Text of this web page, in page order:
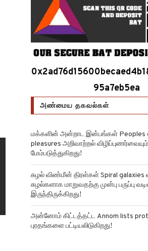
95a7eb5ea
அண்மைய தகவல்கள்
மக்களின் அன்றாட இன்பங்கள் Peoples
pleasures அறிவாற்றல்
மேம்படுத்துகிறது!
சுழல் விண்மீன் திரள்கள் Spiral
சுழல்களாக மாறுவதற்கு முன்பு பருப்பு
இருந்திருக்கிறது!
அன்னோம் கிட்டத்தட்ட Annom lists
புரதங்களை பட்டியலிடுகிறது!